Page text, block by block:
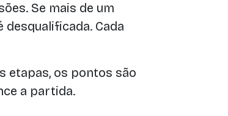
Se mais de um
desqualificada. Cada
etapas, os pontos são
a partida.